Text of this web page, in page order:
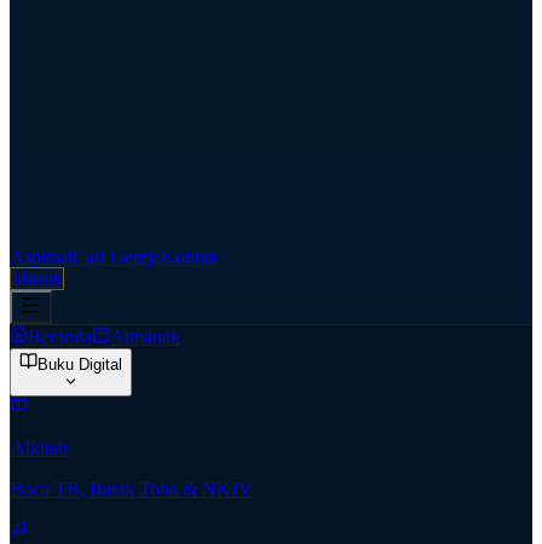
AspirasiCari GerejaKontak
Masuk
Beranda Almanak
Buku Digital
Alkitab
Baca TB, Batak Toba & NKJV